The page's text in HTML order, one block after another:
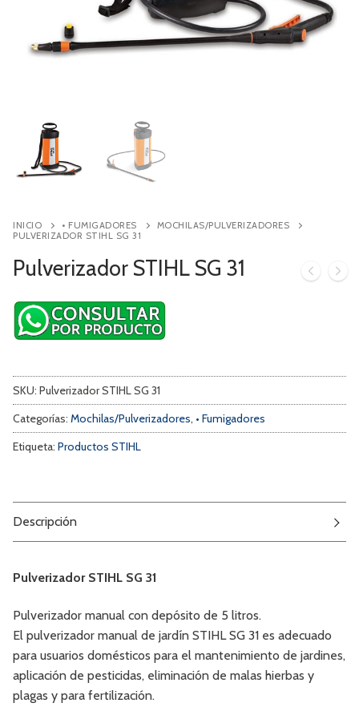
Contacto
Búsqueda
INICIO • FUMIGADORES
MOCHILAS/PULVERIZADORES
PULVERIZADOR STIHL SG 31
Pulverizador STIHL SG 31
SKU: Pulverizador STIHL SG 31
Categorías: Mochilas/Pulverizadores, • Fumigadores
Etiqueta: Productos STIHL
Descripción
Pulverizador STIHL SG 31
Pulverizador manual con depósito de 5 litros.
El pulverizador manual de jardín STIHL SG 31 es adecuado
para usuarios domésticos para el mantenimiento de jardines,
aplicación de pesticidas, eliminación de malas hierbas y
plagas y para fertilización.